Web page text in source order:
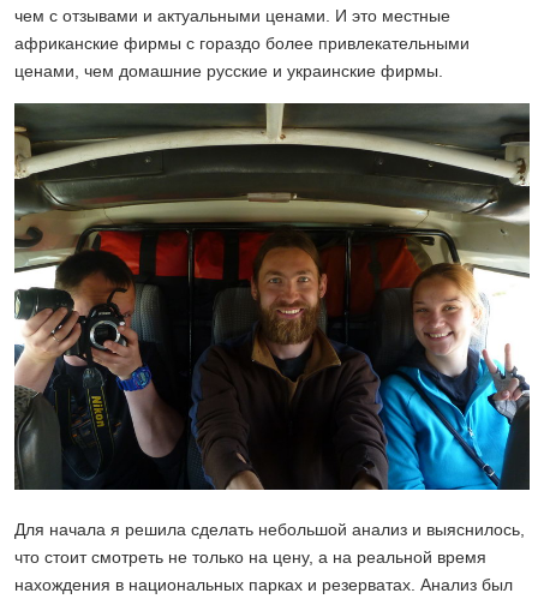
чем с отзывами и актуальными ценами. И это местные
африканские фирмы с гораздо более привлекательными
ценами, чем домашние русские и украинские фирмы.
Для начала я решила сделать небольшой анализ и выяснилось,
что стоит смотреть не только на цену, а на реальной время
нахождения в национальных парках и резерватах. Анализ был